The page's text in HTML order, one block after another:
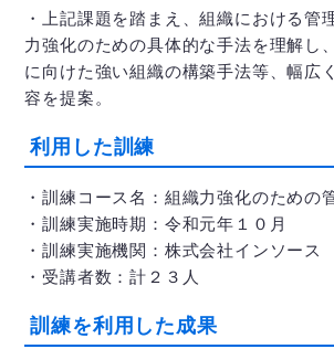
・上記課題を踏まえ、組織における管
力強化のための具体的な手法を理解し
に向けた強い組織の構築手法等、幅広
容を提案。
利用した訓練
・訓練コース名：組織力強化のための
・訓練実施時期：令和元年１０月
・訓練実施機関：株式会社インソース
・受講者数：計２３人
訓練を利用した成果